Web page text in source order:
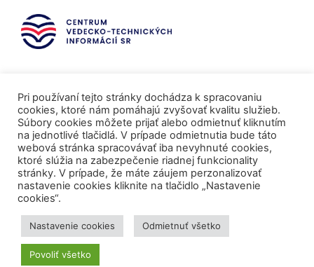
Mediálni partneri
Pri používaní tejto stránky dochádza k spracovaniu
cookies, ktoré nám pomáhajú zvyšovať kvalitu služieb.
Súbory cookies môžete prijať alebo odmietnuť kliknutím
na jednotlivé tlačidlá. V prípade odmietnutia bude táto
webová stránka spracovávať iba nevyhnuté cookies,
ktoré slúžia na zabezpečenie riadnej funkcionality
stránky. V prípade, že máte záujem perzonalizovať
nastavenie cookies kliknite na tlačidlo „Nastavenie
cookies“.
Nastavenie cookies Odmietnuť všetko
Povoliť všetko